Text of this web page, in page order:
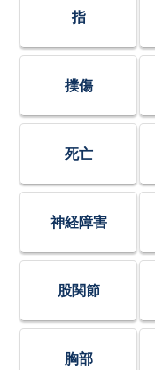
指
撲傷
死亡
神経障害
股関節
胸部